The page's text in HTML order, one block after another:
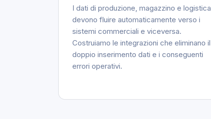
I dati di produzione, magazzino e logistica
devono fluire automaticamente verso i
sistemi commerciali e viceversa.
Costruiamo le integrazioni che eliminano il
doppio inserimento dati e i conseguenti
errori operativi.